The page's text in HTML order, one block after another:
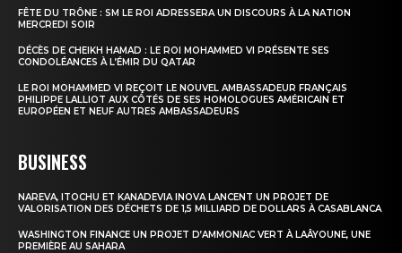
FÊTE DU TRÔNE : SM LE ROI ADRESSERA UN DISCOURS À LA NATION
MERCREDI SOIR
DÉCÈS DE CHEIKH HAMAD : LE ROI MOHAMMED VI PRÉSENTE SES
CONDOLÉANCES À L’ÉMIR DU QATAR
LE ROI MOHAMMED VI REÇOIT LE NOUVEL AMBASSADEUR FRANÇAIS
PHILIPPE LALLIOT AUX CÔTÉS DE SES HOMOLOGUES AMÉRICAIN ET
EUROPÉEN ET NEUF AUTRES AMBASSADEURS
BUSINESS
NAREVA, ITOCHU ET KANADEVIA INOVA LANCENT UN PROJET DE
VALORISATION DES DÉCHETS DE 1,5 MILLIARD DE DOLLARS À CASABLANCA
WASHINGTON FINANCE UN PROJET D’AMMONIAC VERT À LAÂYOUNE, UNE
PREMIÈRE AU SAHARA